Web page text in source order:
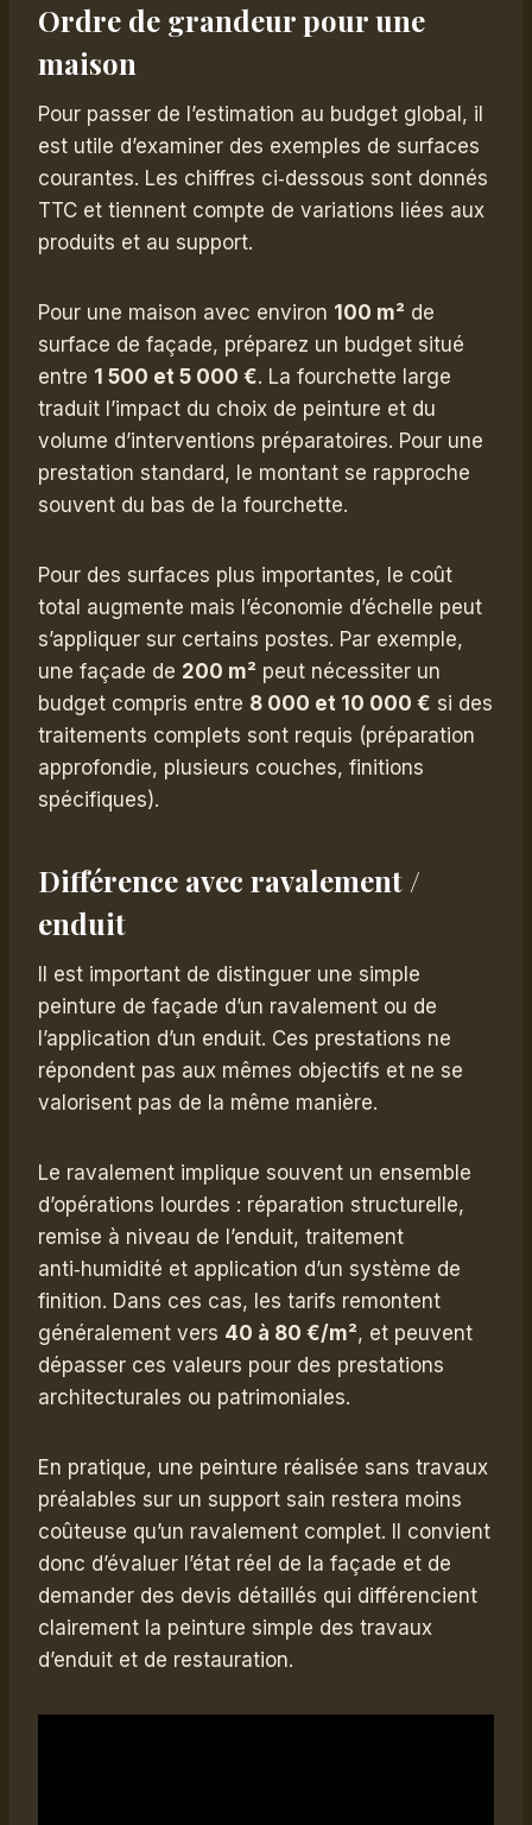
Ordre de grandeur pour une
maison
Pour passer de l’estimation au budget global, il
est utile d’examiner des exemples de surfaces
courantes. Les chiffres ci‑dessous sont donnés
TTC et tiennent compte de variations liées aux
produits et au support.
Pour une maison avec environ 100 m² de
surface de façade, préparez un budget situé
entre 1 500 et 5 000 €. La fourchette large
traduit l’impact du choix de peinture et du
volume d’interventions préparatoires. Pour une
prestation standard, le montant se rapproche
souvent du bas de la fourchette.
Pour des surfaces plus importantes, le coût
total augmente mais l’économie d’échelle peut
s’appliquer sur certains postes. Par exemple,
une façade de 200 m² peut nécessiter un
budget compris entre 8 000 et 10 000 € si des
traitements complets sont requis (préparation
approfondie, plusieurs couches, finitions
spécifiques).
Différence avec ravalement /
enduit
Il est important de distinguer une simple
peinture de façade d’un ravalement ou de
l’application d’un enduit. Ces prestations ne
répondent pas aux mêmes objectifs et ne se
valorisent pas de la même manière.
Le ravalement implique souvent un ensemble
d’opérations lourdes : réparation structurelle,
remise à niveau de l’enduit, traitement
anti‑humidité et application d’un système de
finition. Dans ces cas, les tarifs remontent
généralement vers 40 à 80 €/m², et peuvent
dépasser ces valeurs pour des prestations
architecturales ou patrimoniales.
En pratique, une peinture réalisée sans travaux
préalables sur un support sain restera moins
coûteuse qu’un ravalement complet. Il convient
donc d’évaluer l’état réel de la façade et de
demander des devis détaillés qui différencient
clairement la peinture simple des travaux
d’enduit et de restauration.